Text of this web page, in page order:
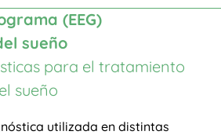
(EEG)
sueño
para el tratamiento
sueño
utilizada en distintas